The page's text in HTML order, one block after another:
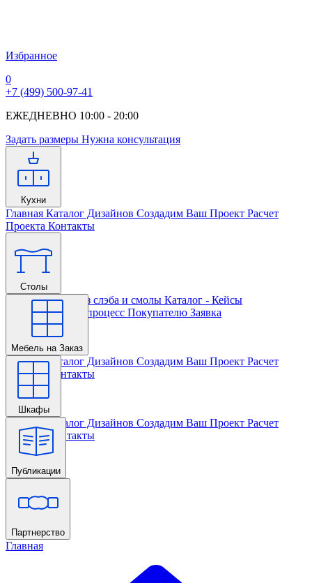
Избранное
0
+7 (499) 500-97-41
ЕЖЕДНЕВНО 10:00 - 20:00
Задать размеры Нужна консультация
Кухни
Главная Каталог Дизайнов Создадим Ваш Проект Расчет
Проекта Контакты
Столы
Главная Столы из слэба и смолы Каталог - Кейсы
Кастомизации и процесс Покупателю Заявка
Мебель на Заказ
Главная Каталог Дизайнов Создадим Ваш Проект Расчет
Проекта
Контакты
Шкафы
Главная Каталог Дизайнов Создадим Ваш Проект Расчет
Проекта Контакты
Публикации
Главная
Партнерство
Главная